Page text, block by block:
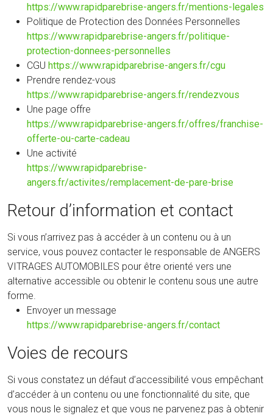
https://www.rapidparebrise-angers.fr/mentions-legales
Politique de Protection des Données Personnelles
https://www.rapidparebrise-angers.fr/politique-
protection-donnees-personnelles
CGU https://www.rapidparebrise-angers.fr/cgu
Prendre rendez-vous
https://www.rapidparebrise-angers.fr/rendezvous
Une page offre
https://www.rapidparebrise-angers.fr/offres/franchise-
offerte-ou-carte-cadeau
Une activité
https://www.rapidparebrise-
angers.fr/activites/remplacement-de-pare-brise
Retour d’information et contact
Si vous n’arrivez pas à accéder à un contenu ou à un
service, vous pouvez contacter le responsable de ANGERS
VITRAGES AUTOMOBILES pour être orienté vers une
alternative accessible ou obtenir le contenu sous une autre
forme.
Envoyer un message
https://www.rapidparebrise-angers.fr/contact
Voies de recours
Si vous constatez un défaut d’accessibilité vous empêchant
d’accéder à un contenu ou une fonctionnalité du site, que
vous nous le signalez et que vous ne parvenez pas à obtenir